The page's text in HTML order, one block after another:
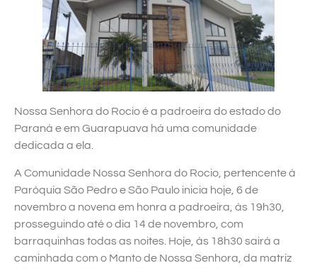
Nossa Senhora do Rocio é a padroeira do estado do
Paraná e em Guarapuava há uma comunidade
dedicada a ela.
A Comunidade Nossa Senhora do Rocio, pertencente à
Paróquia São Pedro e São Paulo inicia hoje, 6 de
novembro a novena em honra a padroeira, às 19h30,
prosseguindo até o dia 14 de novembro, com
barraquinhas todas as noites. Hoje, às 18h30 sairá a
caminhada com o Manto de Nossa Senhora, da matriz